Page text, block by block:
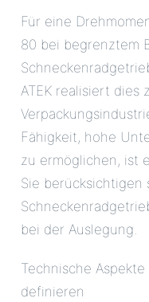
Für eine
80 bei begrenztem
ATEK realisiert dies
Fähigkeit, hohe
zu ermöglichen, ist
Sie berücksichtigen
bei der Auslegung.
Technische
definieren